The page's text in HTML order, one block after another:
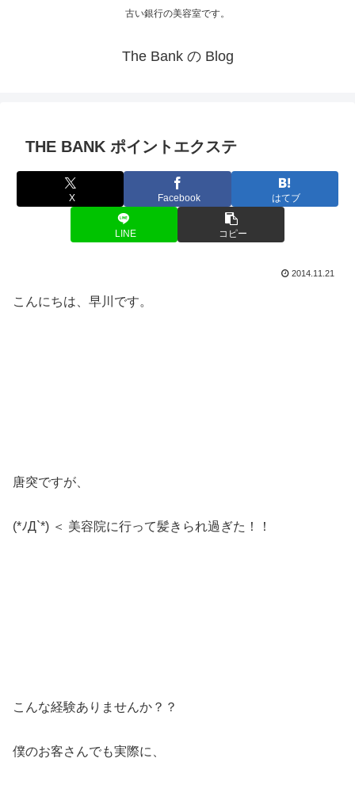
古い銀行の美容室です。
The Bank の Blog
THE BANK ポイントエクステ
X Facebook はてブ
LINE コピー
2014.11.21
こんにちは、早川です。
唐突ですが、
(*ﾉД`*) ＜ 美容院に行って髪きられ過ぎた！！
こんな経験ありませんか？？
僕のお客さんでも実際に、